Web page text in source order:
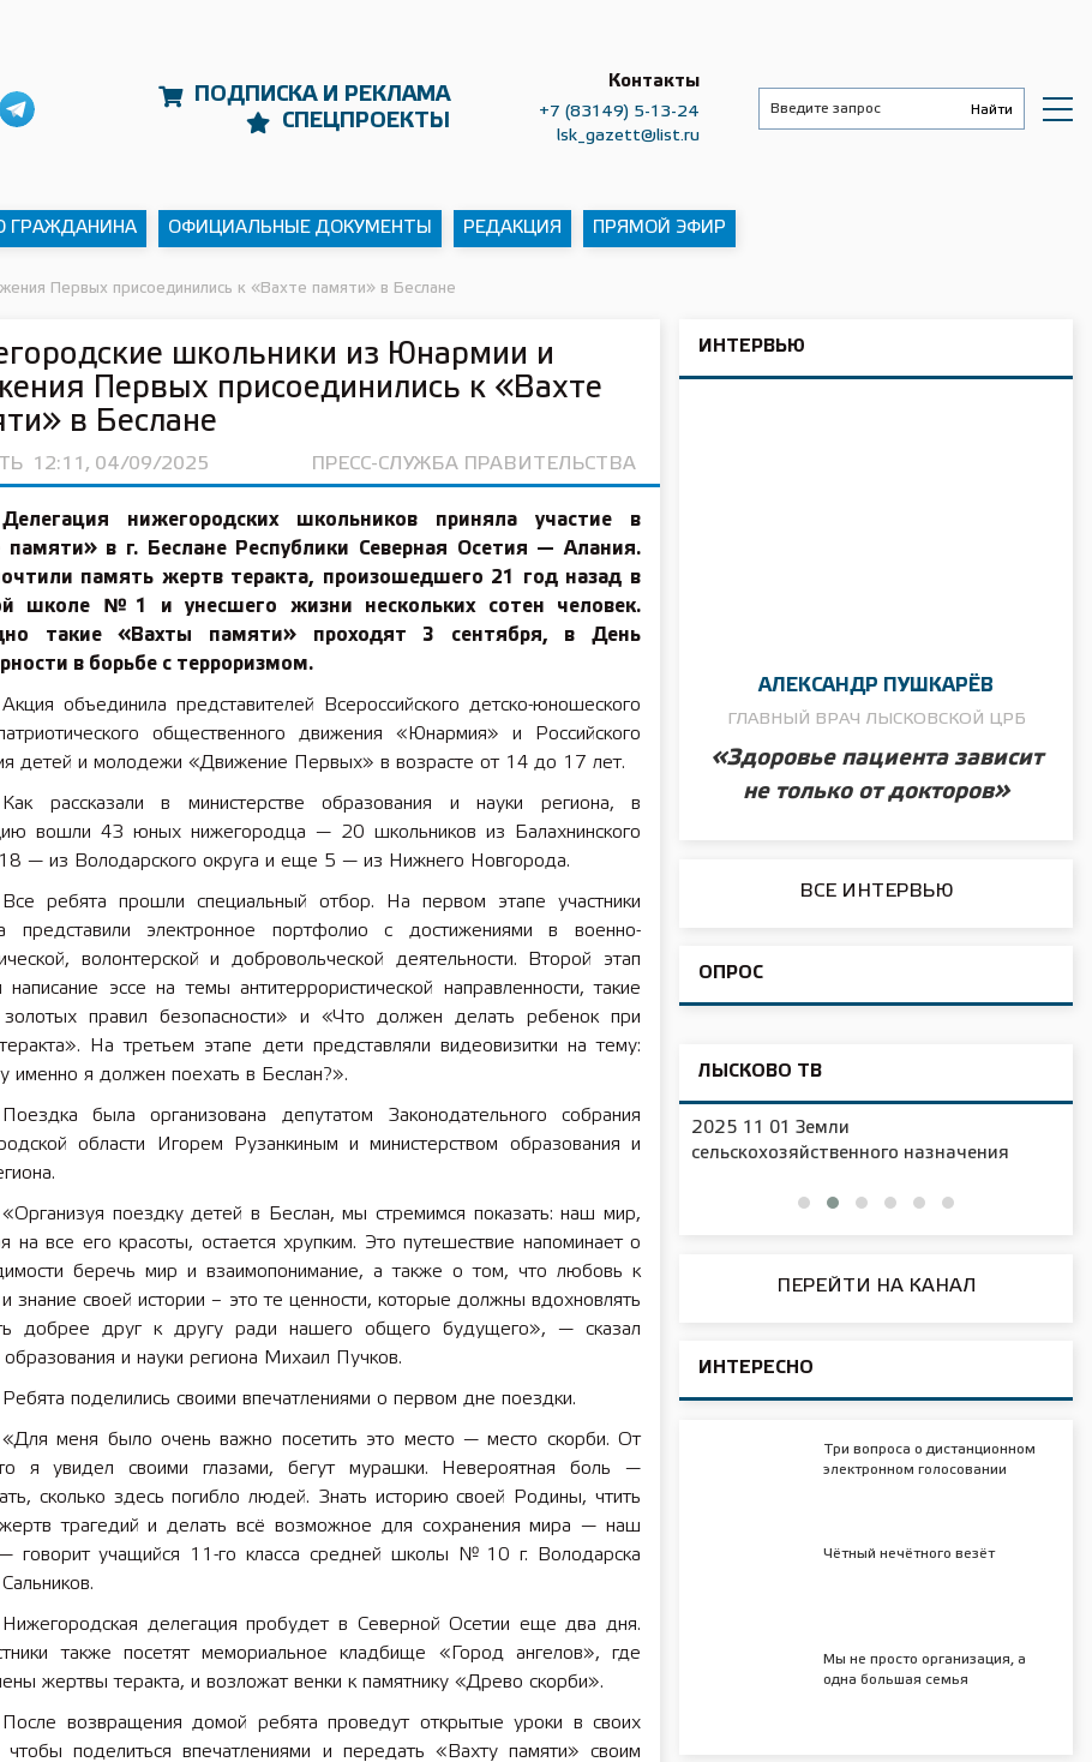
ПОДПИСКА И РЕКЛАМА
СПЕЦПРОЕКТЫ
Контакты
+7 (83149) 5-13-24
lsk_gazett@list.ru
ГРАЖДАНИНА ОФИЦИАЛЬНЫЕ ДОКУМЕНТЫ РЕДАКЦИЯ ПРЯМОЙ ЭФИР
Первых присоединились к «Вахте памяти» в Беслане
школьники из Юнармии и
Первых присоединились к «Вахте
в Беслане
12:11, 04/09/2025 ПРЕСС-СЛУЖБА ПРАВИТЕЛЬСТВА
Делегация нижегородских школьников приняла участие в
памяти» в г. Беслане Республики Северная Осетия — Алания.
память жертв теракта, произошедшего 21 год назад в
школе № 1 и унесшего жизни нескольких сотен человек.
такие «Вахты памяти» проходят 3 сентября, в День
в борьбе с терроризмом.
Акция объединила представителей Всероссийского детско-юношеского
общественного движения «Юнармия» и Российского
детей и молодежи «Движение Первых» в возрасте от 14 до 17 лет.
Как рассказали в министерстве образования и науки региона, в
вошли 43 юных нижегородца — 20 школьников из Балахнинского
18 — из Володарского округа и еще 5 — из Нижнего Новгорода.
Все ребята прошли специальный отбор. На первом этапе участники
представили электронное портфолио с достижениями в военно-
волонтерской и добровольческой деятельности. Второй этап
написание эссе на темы антитеррористической направленности, такие
правил безопасности» и «Что должен делать ребенок при
На третьем этапе дети представляли видеовизитки на тему:
именно я должен поехать в Беслан?».
Поездка была организована депутатом Законодательного собрания
области Игорем Рузанкиным и министерством образования и
«Организуя поездку детей в Беслан, мы стремимся показать: наш мир,
на все его красоты, остается хрупким. Это путешествие напоминает о
беречь мир и взаимопонимание, а также о том, что любовь к
знание своей истории – это те ценности, которые должны вдохновлять
добрее друг к другу ради нашего общего будущего», — сказал
образования и науки региона Михаил Пучков.
Ребята поделились своими впечатлениями о первом дне поездки.
«Для меня было очень важно посетить это место — место скорби. От
я увидел своими глазами, бегут мурашки. Невероятная боль —
сколько здесь погибло людей. Знать историю своей Родины, чтить
трагедий и делать всё возможное для сохранения мира — наш
говорит учащийся 11-го класса средней школы № 10 г. Володарска
Нижегородская делегация пробудет в Северной Осетии еще два дня.
также посетят мемориальное кладбище «Город ангелов», где
жертвы теракта, и возложат венки к памятнику «Древо скорби».
После возвращения домой ребята проведут открытые уроки в своих
чтобы поделиться впечатлениями и передать «Вахту памяти» своим
ИНТЕРВЬЮ
АЛЕКСАНДР ПУШКАРЁВ
ГЛАВНЫЙ ВРАЧ ЛЫСКОВСКОЙ ЦРБ
«Здоровье пациента зависит
не только от докторов»
ВСЕ ИНТЕРВЬЮ
ОПРОС
ЛЫСКОВО ТВ
лет СОШ №2
2025 11 01 Земли
сельскохозяйственного назначения
2025 11 01 Новая образовательная
площадка в д/с №16
ПЕРЕЙТИ НА КАНАЛ
ИНТЕРЕСНО
Три вопроса о дистанционном
электронном голосовании
Чётный нечётного везёт
Мы не просто организация, а
одна большая семья